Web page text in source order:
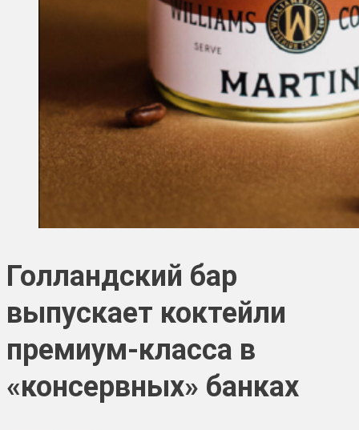
Голландский бар
выпускает коктейли
премиум-класса в
«консервных» банках